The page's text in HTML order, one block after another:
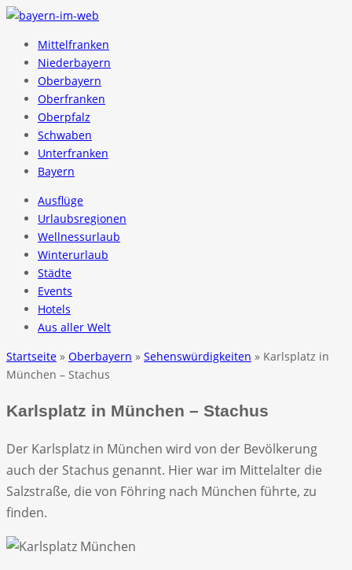
Mittelfranken
Niederbayern
Oberbayern
Oberfranken
Oberpfalz
Schwaben
Unterfranken
Bayern
Ausflüge
Urlaubsregionen
Wellnessurlaub
Winterurlaub
Städte
Events
Hotels
Aus aller Welt
Startseite » Oberbayern » Sehenswürdigkeiten » Karlsplatz in
München – Stachus
Karlsplatz in München – Stachus
Der Karlsplatz in München wird von der Bevölkerung
auch der Stachus genannt. Hier war im Mittelalter die
Salzstraße, die von Föhring nach München führte, zu
finden.